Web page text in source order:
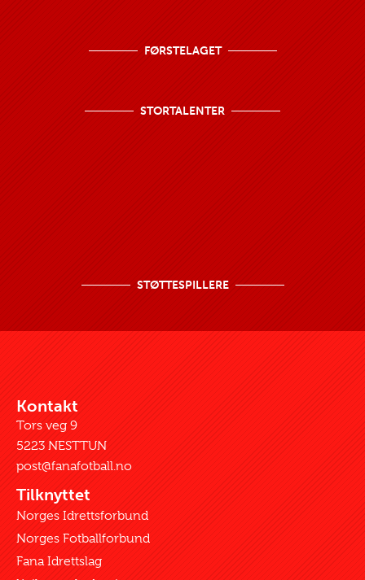
FØRSTELAGET
STORTALENTER
STØTTESPILLERE
Kontakt
Tors veg 9
5223 NESTTUN
post@fanafotball.no
Tilknyttet
Norges Idrettsforbund
Norges Fotballforbund
Fana Idrettslag